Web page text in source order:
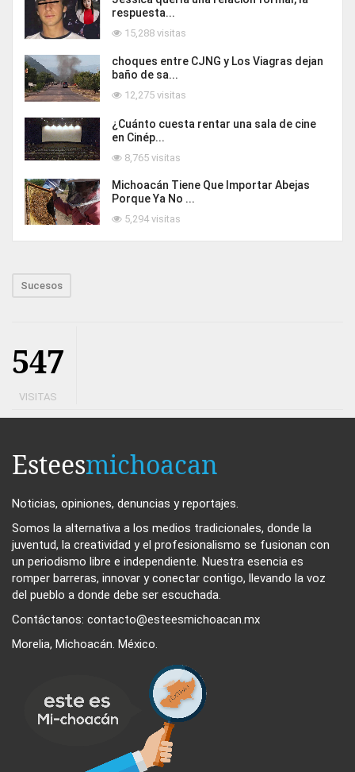
respuesta...
15,288 visitas
choques entre CJNG y Los Viagras dejan
baño de sa...
12,275 visitas
¿Cuánto cuesta rentar una sala de cine
en Cinép...
8,765 visitas
Michoacán Tiene Que Importar Abejas
Porque Ya No ...
5,294 visitas
Sucesos
547
VISITAS
Esteesmichoacan
Noticias, opiniones, denuncias y reportajes.
Somos la alternativa a los medios tradicionales, donde la
juventud, la creatividad y el profesionalismo se fusionan con
un periodismo libre e independiente. Nuestra esencia es
romper barreras, innovar y conectar contigo, llevando la voz
del pueblo a donde debe ser escuchada.
Contáctanos: contacto@esteesmichoacan.mx
Morelia, Michoacán. México.